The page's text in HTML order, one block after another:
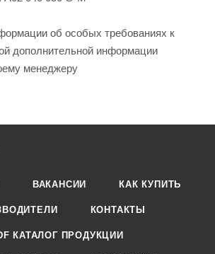
об особых требованиях к
дополнительной информации
менеджеру
ВАКАНСИИ КАК КУПИТЬ
КОНТАКТЫ
КАТАЛОГ ПРОДУКЦИИ